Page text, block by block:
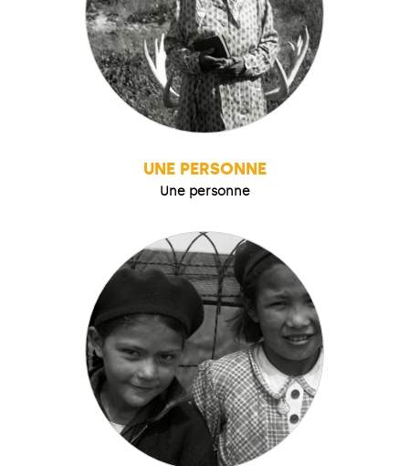
UNE PERSONNE
Une personne